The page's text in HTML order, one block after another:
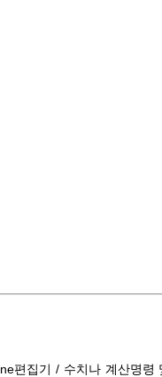
편집기 / 수치나 계산명